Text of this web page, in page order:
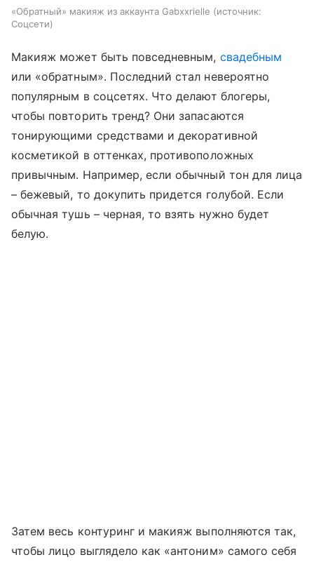
«Обратный» макияж из аккаунта Gabxxrielle
источник:
Соцсети
Макияж может быть повседневным, свадебным
или «обратным». Последний стал невероятно
популярным в соцсетях. Что делают блогеры,
чтобы повторить тренд? Они запасаются
тонирующими средствами и декоративной
косметикой в оттенках, противоположных
привычным. Например, если обычный тон для лица
– бежевый, то докупить придется голубой. Если
обычная тушь – черная, то взять нужно будет
белую.
Затем весь контуринг и макияж выполняются так,
чтобы лицо выглядело как «антоним» самого себя